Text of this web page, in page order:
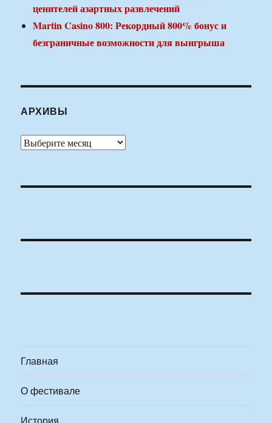
ценителей азартных развлечений
Martin Casino 800: Рекордный 800% бонус и
безграничные возможности для выигрыша
АРХИВЫ
Архивы
Главная
О фестивале